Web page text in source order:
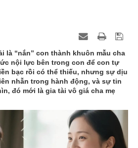
là “nắn” con thành khuôn mẫu cha
nội lực bên trong con để con tự
bạc rồi có thể thiếu, nhưng sự dịu
nhẫn trong hành động, và sự tin
đó mới là gia tài vô giá cha mẹ